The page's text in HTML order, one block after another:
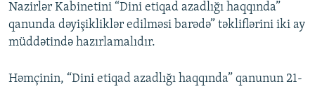
Nazirlər Kabinetini “Dini etiqad azadlığı haqqında”
qanunda dəyişikliklər edilməsi barədə” təkliflərini iki ay
müddətində hazırlamalıdır.
Həmçinin, “Dini etiqad azadlığı haqqında” qanunun 21-